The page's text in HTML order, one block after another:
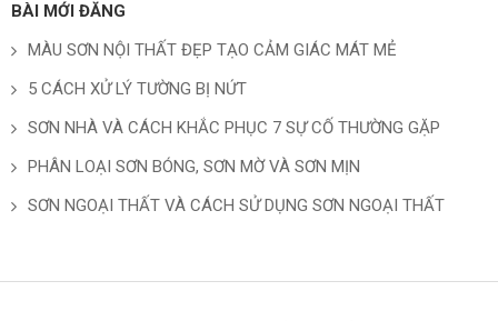
BÀI MỚI ĐĂNG
MÀU SƠN NỘI THẤT ĐẸP TẠO CẢM GIÁC MÁT MẺ
5 CÁCH XỬ LÝ TƯỜNG BỊ NỨT
SƠN NHÀ VÀ CÁCH KHẮC PHỤC 7 SỰ CỐ THƯỜNG GẶP
PHÂN LOẠI SƠN BÓNG, SƠN MỜ VÀ SƠN MỊN
SƠN NGOẠI THẤT VÀ CÁCH SỬ DỤNG SƠN NGOẠI THẤT